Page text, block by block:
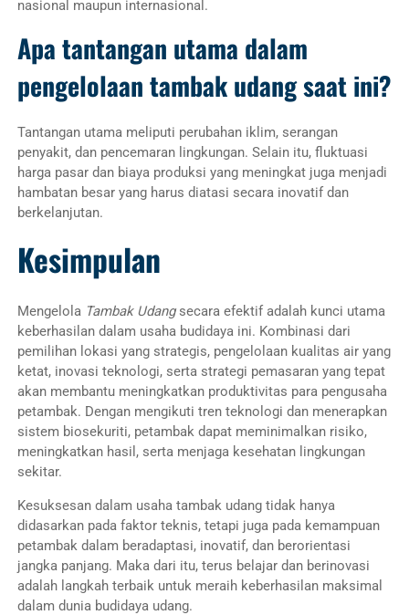
nasional maupun internasional.
Apa tantangan utama dalam
pengelolaan tambak udang saat ini?
Tantangan utama meliputi perubahan iklim, serangan
penyakit, dan pencemaran lingkungan. Selain itu, fluktuasi
harga pasar dan biaya produksi yang meningkat juga menjadi
hambatan besar yang harus diatasi secara inovatif dan
berkelanjutan.
Kesimpulan
Mengelola Tambak Udangsecara efektif adalah kunci utama
keberhasilan dalam usaha budidaya ini. Kombinasi dari
pemilihan lokasi yang strategis, pengelolaan kualitas air yang
ketat, inovasi teknologi, serta strategi pemasaran yang tepat
akan membantu meningkatkan produktivitas para pengusaha
petambak. Dengan mengikuti tren teknologi dan menerapkan
sistem biosekuriti, petambak dapat meminimalkan risiko,
meningkatkan hasil, serta menjaga kesehatan lingkungan
sekitar.
Kesuksesan dalam usaha tambak udang tidak hanya
didasarkan pada faktor teknis, tetapi juga pada kemampuan
petambak dalam beradaptasi, inovatif, dan berorientasi
jangka panjang. Maka dari itu, terus belajar dan berinovasi
adalah langkah terbaik untuk meraih keberhasilan maksimal
dalam dunia budidaya udang.